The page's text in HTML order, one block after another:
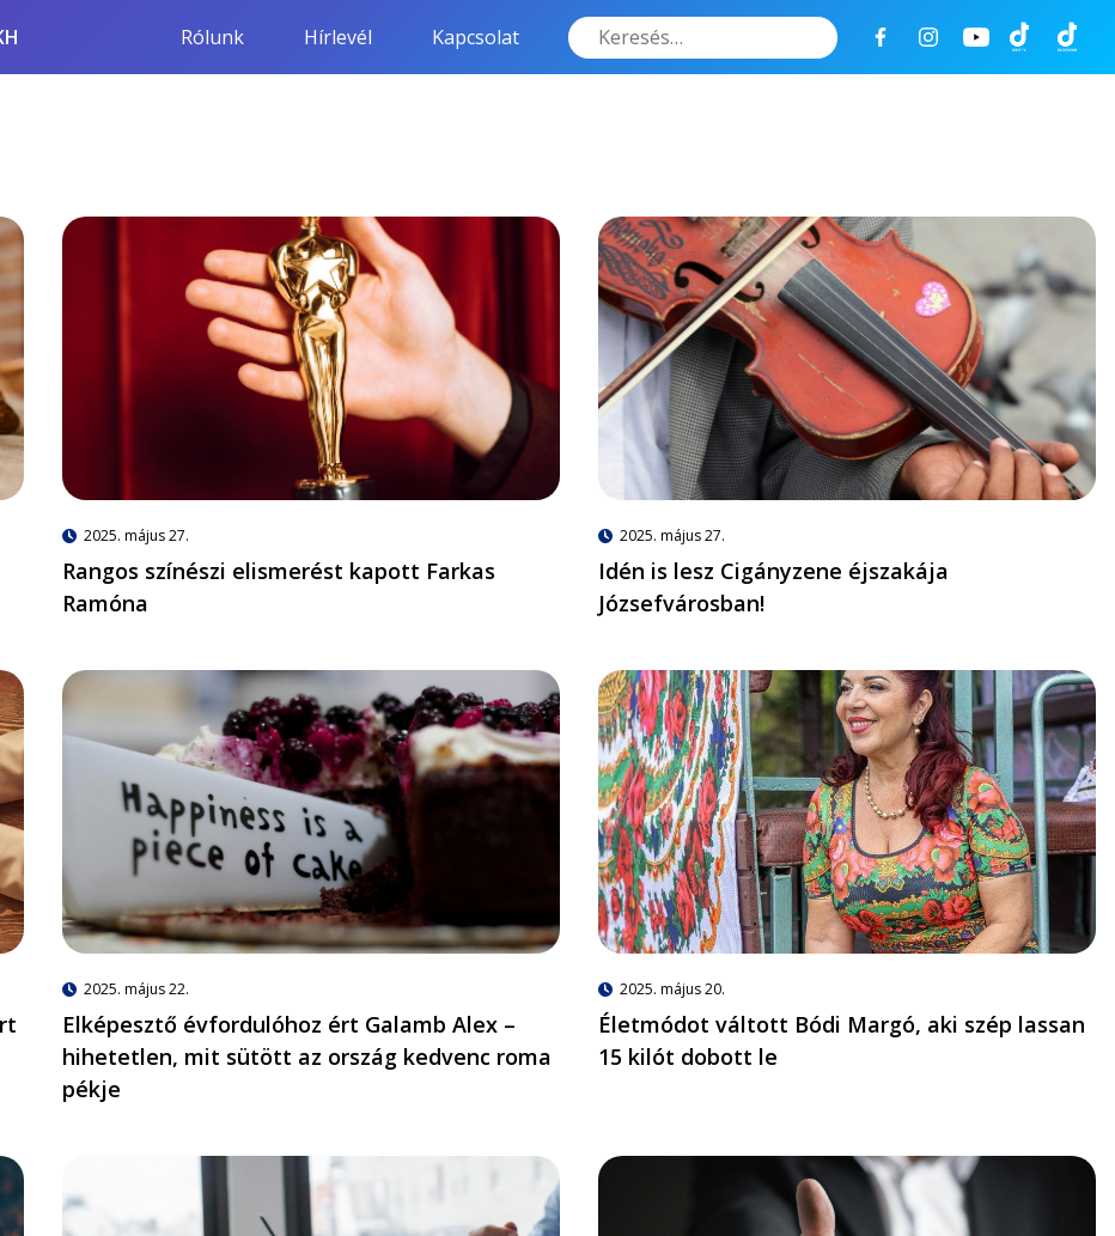
Rólunk Hírlevél Kapcsolat Keresés
2025. május 27.
Rangos színészi elismerést kapott Farkas
Ramóna
2025. május 27.
Idén is lesz Cigányzene éjszakája
Józsefvárosban!
2025. május 22.
Elképesztő évfordulóhoz ért Galamb Alex –
hihetetlen, mit sütött az ország kedvenc roma
pékje
2025. május 20.
Életmódot váltott Bódi Margó, aki szép lassan
15 kilót dobott le